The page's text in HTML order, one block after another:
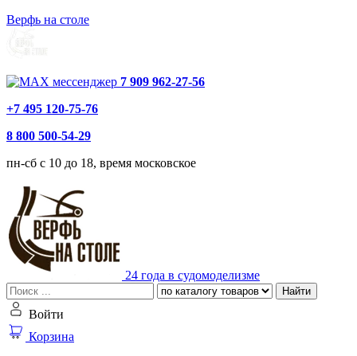
Верфь на столе
7 909 962-27-56
+7 495 120-75-76
8 800 500-54-29
пн-сб с 10 до 18, время московское
24 года в судомоделизме
Найти
Войти
Корзина